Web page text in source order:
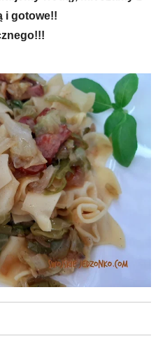
i gotowe!!